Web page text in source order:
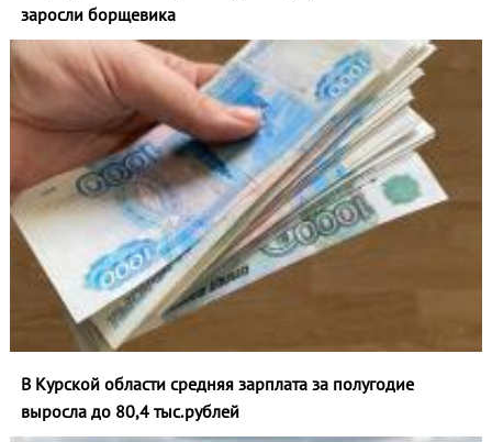
заросли борщевика
В Курской области средняя зарплата за полугодие
выросла до 80,4 тыс.рублей